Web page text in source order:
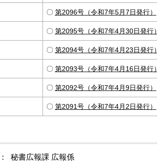
〇 第2096号（令和7年5月7日発行）
〇 第2095号（令和7年4月30日発行）
〇 第2094号（令和7年4月23日発行）
〇 第2093号（令和7年4月16日発行）
〇 第2092号（令和7年4月9日発行）
〇 第2091号（令和7年4月2日発行）
秘書広報課 広報係